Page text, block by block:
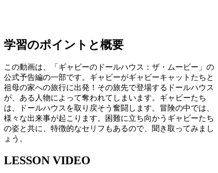
学習のポイントと概要
この動画は、「ギャビーのドールハウス：ザ・ムービー」の
公式予告編の一部です。ギャビーがギャビーキャットたちと
祖母の家への旅行に出発！その旅先で登場するドールハウス
が、ある人物によって奪われてしまいます。ギャビーたち
は、ドールハウスを取り戻そう奮闘します。冒険の中では、
様々な出来事が起こります。困難に立ち向かうギャビーたち
の姿と共に、特徴的なセリフもあるので、聞き取ってみまし
ょう。
LESSON VIDEO